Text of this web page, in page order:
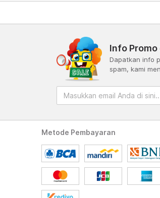
Info Promo
Dapatkan info
spam, kami
Metode Pembayaran